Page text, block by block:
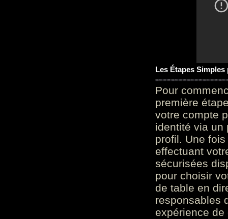
Les Étapes
Pour
première
votre compte
identité via un
profil. Une
effectuant
sécurisées
pour choisir
de table en
responsables
expérience